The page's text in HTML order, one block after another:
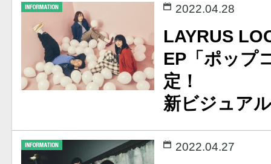
2022.04.28
LAYRUS
EP「ポップ
定！
新ビジュア
2022.04.27